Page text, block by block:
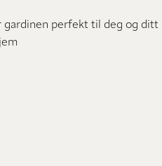
gardinen perfekt til deg og ditt